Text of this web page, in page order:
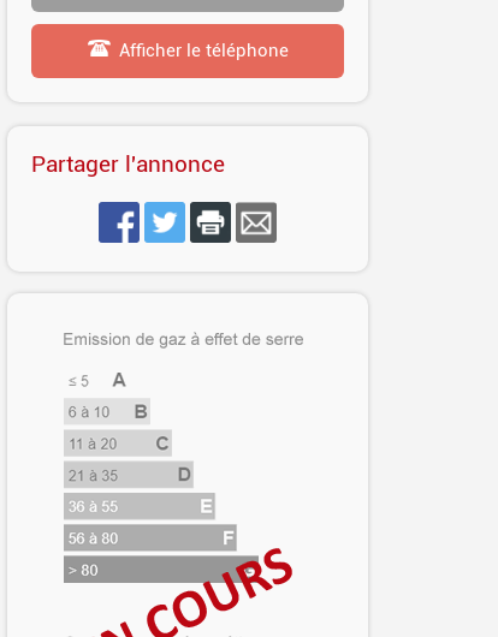
Afficher le téléphone
Partager l'annonce